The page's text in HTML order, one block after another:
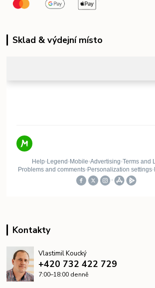
Sklad & výdejní místo
Kontakty
Vlastimil Koucký
+420 732 422 729
7:00–18:00 denně